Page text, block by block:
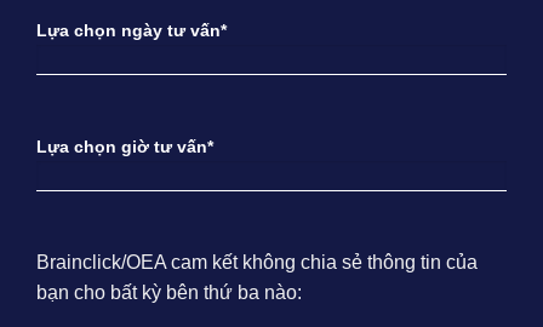
Lựa chọn ngày tư vấn*
Lựa chọn giờ tư vấn*
Brainclick/OEA cam kết không chia sẻ thông tin của
bạn cho bất kỳ bên thứ ba nào: